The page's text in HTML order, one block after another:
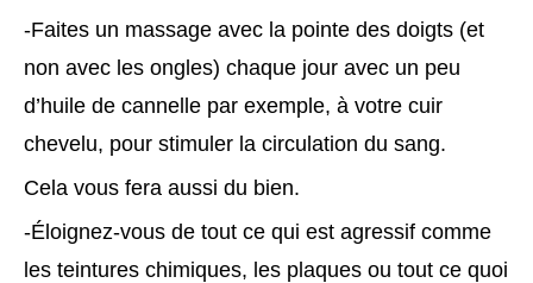
-Faites un massage avec la pointe des doigts (et
non avec les ongles) chaque jour avec un peu
d’huile de cannelle par exemple, à votre cuir
chevelu, pour stimuler la circulation du sang.
Cela vous fera aussi du bien.
-Éloignez-vous de tout ce qui est agressif comme
les teintures chimiques, les plaques ou tout ce quoi